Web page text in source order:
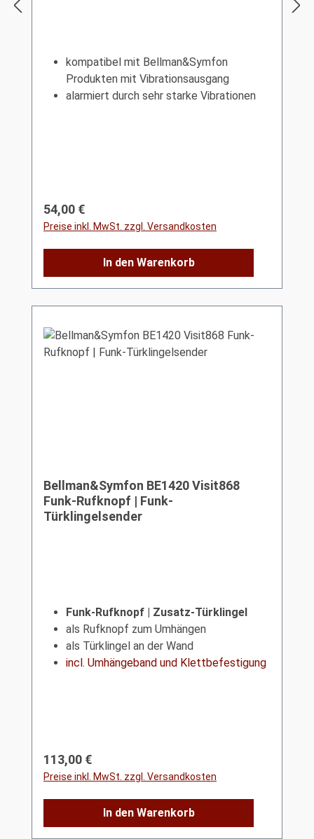
kompatibel mit Bellman&Symfon
Produkten mit Vibrationsausgang
alarmiert durch sehr starke Vibrationen
Regulärer Preis:
54,00 €
Preise inkl. MwSt. zzgl. Versandkosten
In den Warenkorb
Bellman&Symfon BE1420 Visit868
Funk-Rufknopf | Funk-
Türklingelsender
Funk-Rufknopf | Zusatz-Türklingel
als Rufknopf zum Umhängen
als Türklingel an der Wand
incl. Umhängeband und Klettbefestigung
Regulärer Preis:
113,00 €
Preise inkl. MwSt. zzgl. Versandkosten
In den Warenkorb